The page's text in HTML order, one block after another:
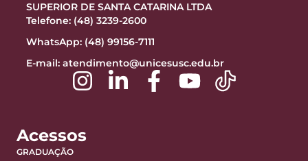
SUPERIOR DE SANTA CATARINA LTDA
Telefone: (48) 3239-2600
WhatsApp: (48) 99156-7111
E-mail: atendimento@unicesusc.edu.br
Acessos
GRADUAÇÃO